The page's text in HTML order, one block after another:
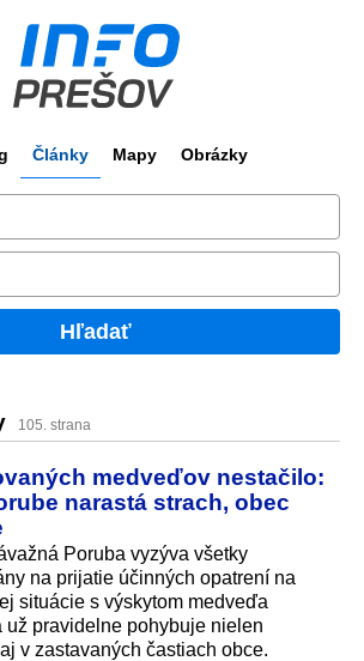
Články Mapy Obrázky
Hľadať
105. strana
medveďov nestačilo:
narastá strach, obec
Poruba vyzýva všetky
na prijatie účinných opatrení na
situácie s výskytom medveďa
už pravidelne pohybuje nielen
v zastavaných častiach obce.